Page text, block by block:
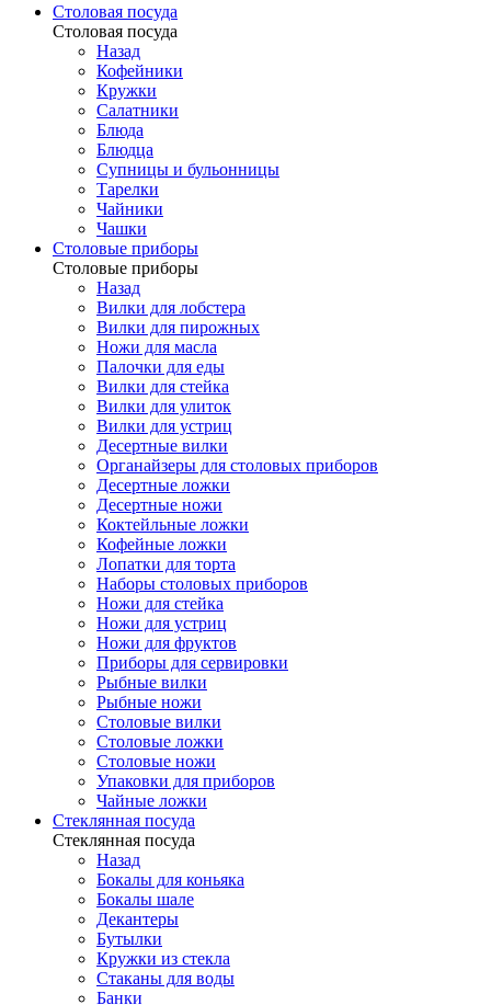
Столовая посуда
Столовая посуда
Назад
Кофейники
Кружки
Салатники
Блюда
Блюдца
Супницы и бульонницы
Тарелки
Чайники
Чашки
Cтоловые приборы
Cтоловые приборы
Назад
Вилки для лобстера
Вилки для пирожных
Ножи для масла
Палочки для еды
Вилки для стейка
Вилки для улиток
Вилки для устриц
Десертные вилки
Органайзеры для столовых приборов
Десертные ложки
Десертные ножи
Коктейльные ложки
Кофейные ложки
Лопатки для торта
Наборы столовых приборов
Ножи для стейка
Ножи для устриц
Ножи для фруктов
Приборы для сервировки
Рыбные вилки
Рыбные ножи
Столовые вилки
Столовые ложки
Столовые ножи
Упаковки для приборов
Чайные ложки
Стеклянная посуда
Стеклянная посуда
Назад
Бокалы для коньяка
Бокалы шале
Декантеры
Бутылки
Кружки из стекла
Стаканы для воды
Банки